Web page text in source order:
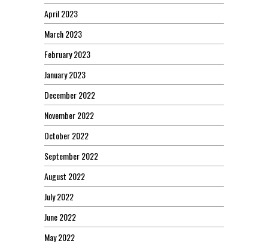
April 2023
March 2023
February 2023
January 2023
December 2022
November 2022
October 2022
September 2022
August 2022
July 2022
June 2022
May 2022